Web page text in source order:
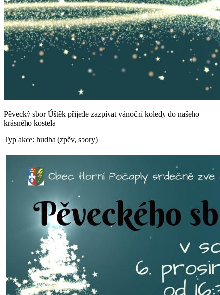
Pěvecký sbor Úštěk přijede zazpívat vánoční koledy do našeho
krásného kostela
Typ akce: hudba (zpěv, sbory)